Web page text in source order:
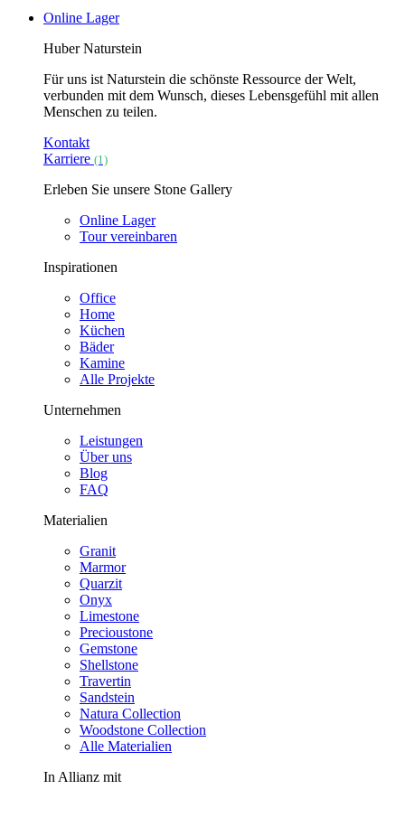
Online Lager
Huber Naturstein
Für uns ist Naturstein die schönste Ressource der Welt,
verbunden mit dem Wunsch, dieses Lebensgefühl mit allen
Menschen zu teilen.
Kontakt
Karriere (1)
Erleben Sie unsere Stone Gallery
Online Lager
Tour vereinbaren
Inspirationen
Office
Home
Küchen
Bäder
Kamine
Alle Projekte
Unternehmen
Leistungen
Über uns
Blog
FAQ
Materialien
Granit
Marmor
Quarzit
Onyx
Limestone
Precioustone
Gemstone
Shellstone
Travertin
Sandstein
Natura Collection
Woodstone Collection
Alle Materialien
In Allianz mit